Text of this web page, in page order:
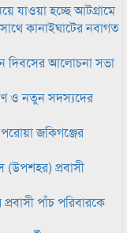
যাওয়া হচ্ছে আটগ্রামে
কানাইঘাটের নবাগত
দিবসের আলোচনা সভা
ও নতুন সদস্যদের
জকিগঞ্জের
(উপশহর) প্রবাসী
পাঁচ পরিবারকে